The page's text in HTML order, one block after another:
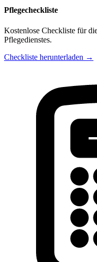
Pflegecheckliste
Kostenlose Checkliste für
Pflegedienstes.
Checkliste herunterladen →